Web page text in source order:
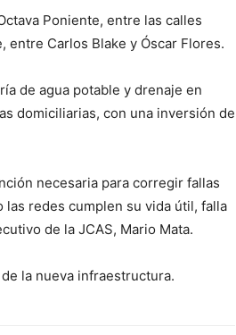
Poniente, entre las calles
entre Carlos Blake y Óscar Flores.
de agua potable y drenaje en
domiciliarias, con una inversión de
necesaria para corregir fallas
las redes cumplen su vida útil, falla
de la JCAS, Mario Mata.
la nueva infraestructura.